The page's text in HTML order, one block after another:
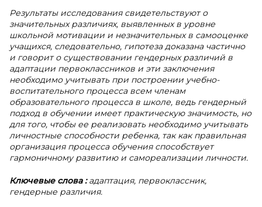
Результаты исследования свидетельствуют о
значительных различиях, выявленных в уровне
школьной мотивации и незначительных в самооценке
учащихся, следовательно, гипотеза доказана частично
и говорит о существовании гендерных различий в
адаптации первоклассников и эти заключения
необходимо учитывать при построении учебно-
воспитательного процесса всем членам
образовательного процесса в школе, ведь гендерный
подход в обучении имеет практическую значимость, но
для того, чтобы ее реализовать необходимо учитывать
личностные способности ребенка, так как правильная
организация процесса обучения способствует
гармоничному развитию и самореализации личности.
Ключевые слова :адаптация, первоклассник,
гендерные различия.